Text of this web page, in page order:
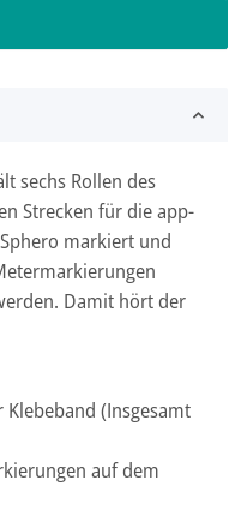
sechs Rollen des
Strecken für die app-
markiert und
Damit hört der
(Insgesamt
auf dem